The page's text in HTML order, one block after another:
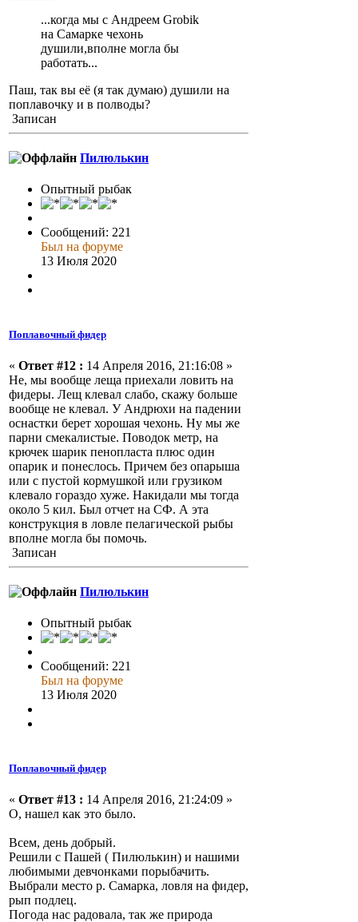
...когда мы с Андреем Grobik
на Самарке чехонь
душили,вполне могла бы
работать...
Паш, так вы её (я так думаю) душили на
поплавочку и в полводы?
Записан
Пилюлькин
Опытный рыбак
Сообщений: 221
Был на форуме
13 Июля 2020
Поплавочный фидер
« Ответ #12 : 14 Апреля 2016, 21:16:08 »
Не, мы вообще леща приехали ловить на
фидеры. Лещ клевал слабо, скажу больше
вообще не клевал. У Андрюхи на падении
оснастки берет хорошая чехонь. Ну мы же
парни смекалистые. Поводок метр, на
крючек шарик пенопласта плюс один
опарик и понеслось. Причем без опарыша
или с пустой кормушкой или грузиком
клевало гораздо хуже. Накидали мы тогда
около 5 кил. Был отчет на СФ. А эта
конструкция в ловле пелагической рыбы
вполне могла бы помочь.
Записан
Пилюлькин
Опытный рыбак
Сообщений: 221
Был на форуме
13 Июля 2020
Поплавочный фидер
« Ответ #13 : 14 Апреля 2016, 21:24:09 »
О, нашел как это было.
Всем, день добрый.
Решили с Пашей ( Пилюлькин) и нашими
любимыми девчонками порыбачить.
Выбрали место р. Самарка, ловля на фидер,
рып подлец.
Погода нас радовала, так же природа